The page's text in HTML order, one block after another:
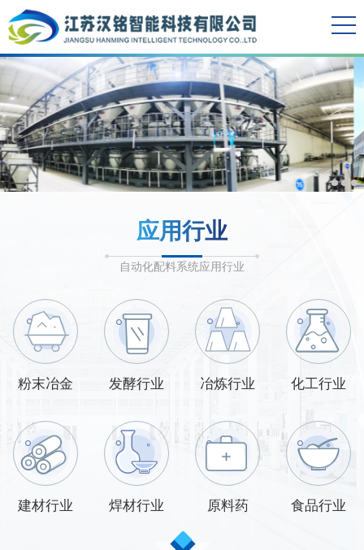
应用行业
自动化配料系统应用行业
粉末冶金 发酵行业 冶炼行业 化工行业
建材行业 焊材行业 原料药 食品行业